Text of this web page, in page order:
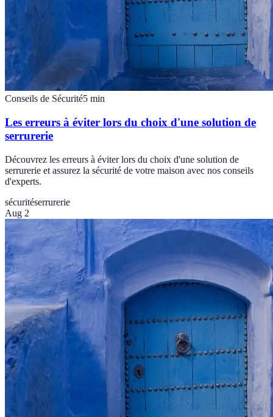
Conseils de Sécurité5 min
Les erreurs à éviter lors du choix d'une solution de
serrurerie
Découvrez les erreurs à éviter lors du choix d'une solution de
serrurerie et assurez la sécurité de votre maison avec nos conseils
d'experts.
sécuritéserrurerie
Aug 2